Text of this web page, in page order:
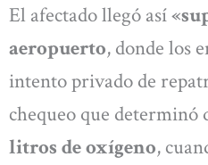
El afectado llegó así
aeropuerto, donde los
intento privado de
chequeo que determinó
litros de oxígeno,